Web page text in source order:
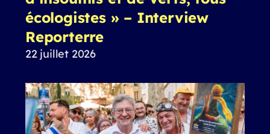
écologistes » – Interview
Reporterre
22 juillet 2026